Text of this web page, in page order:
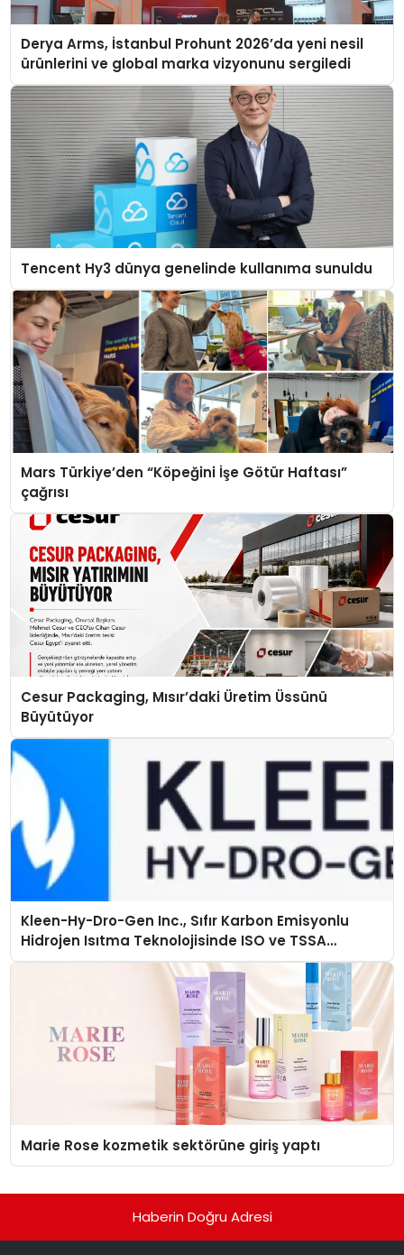
Derya Arms, İstanbul Prohunt 2026’da yeni nesil
ürünlerini ve global marka vizyonunu sergiledi
Tencent Hy3 dünya genelinde kullanıma sunuldu
Mars Türkiye’den “Köpeğini İşe Götür Haftası”
çağrısı
Cesur Packaging, Mısır’daki Üretim Üssünü
Büyütüyor
Kleen-Hy-Dro-Gen Inc., Sıfır Karbon Emisyonlu
Hidrojen Isıtma Teknolojisinde ISO ve TSSA
Düzenleyici Onaylarını Aldı
Marie Rose kozmetik sektörüne giriş yaptı
Haberin Doğru Adresi